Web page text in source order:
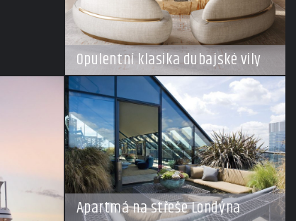
Opulentní klasika dubajské vily
Apartmá na střeše Londýna